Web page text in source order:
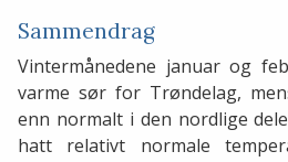
Sammendrag
Vintermånedene januar og
varme sør for Trøndelag,
enn normalt i den nordlige
hatt relativt normale